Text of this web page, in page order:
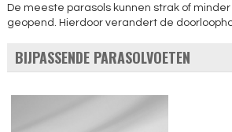
De meeste parasols kunnen strak of
geopend. Hierdoor verandert de
BIJPASSENDE PARASOLVOETEN